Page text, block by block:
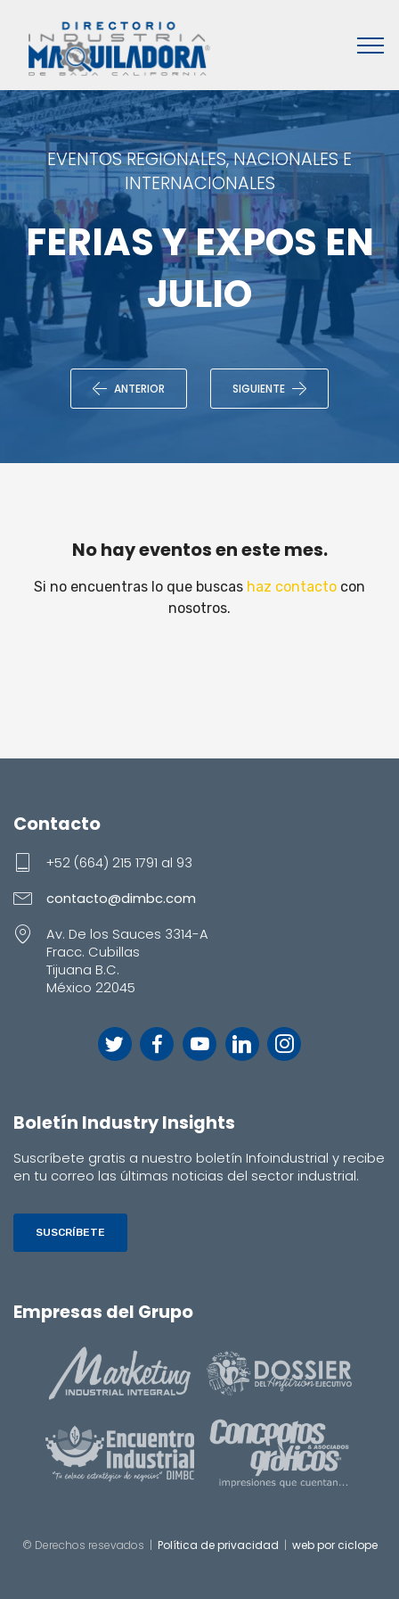
EVENTOS REGIONALES, NACIONALES E
INTERNACIONALES
FERIAS Y EXPOS EN
JULIO
ANTERIOR SIGUIENTE
No hay eventos en este mes.
Si no encuentras lo que buscas haz contacto con
nosotros.
Contacto
+52 (664) 215 1791 al 93
contacto@dimbc.com
Av. De los Sauces 3314-A
Fracc. Cubillas
Tijuana B.C.
México 22045
Boletín Industry Insights
Suscríbete gratis a nuestro boletín Infoindustrial y recibe
en tu correo las últimas noticias del sector industrial.
SUSCRÍBETE
Empresas del Grupo
© Derechos resevados | Política de privacidad | web por ciclope